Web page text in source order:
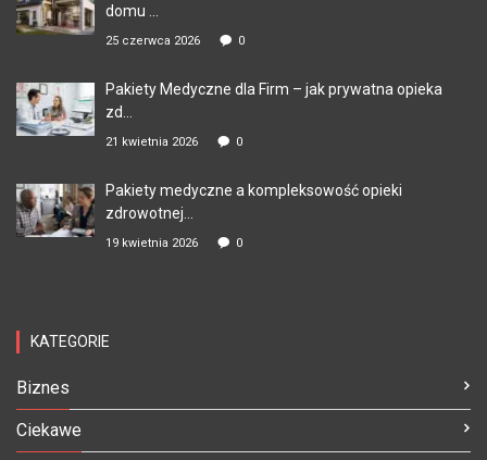
domu ...
25 czerwca 2026 0
Pakiety Medyczne dla Firm – jak prywatna opieka
zd...
21 kwietnia 2026 0
Pakiety medyczne a kompleksowość opieki
zdrowotnej...
19 kwietnia 2026 0
KATEGORIE
Biznes
Ciekawe